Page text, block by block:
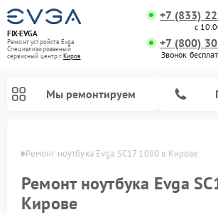
FIX-EVGA
Ремонт устройств Evga
Специализированный
cервисный центр г.Киров
+7 (833)
с
+7 (800)
Звонок
Мы ремонтируем
Ремонт ноутбука Evga SC17 1080 в Кирове
Ремонт ноутбука Evga
Кирове